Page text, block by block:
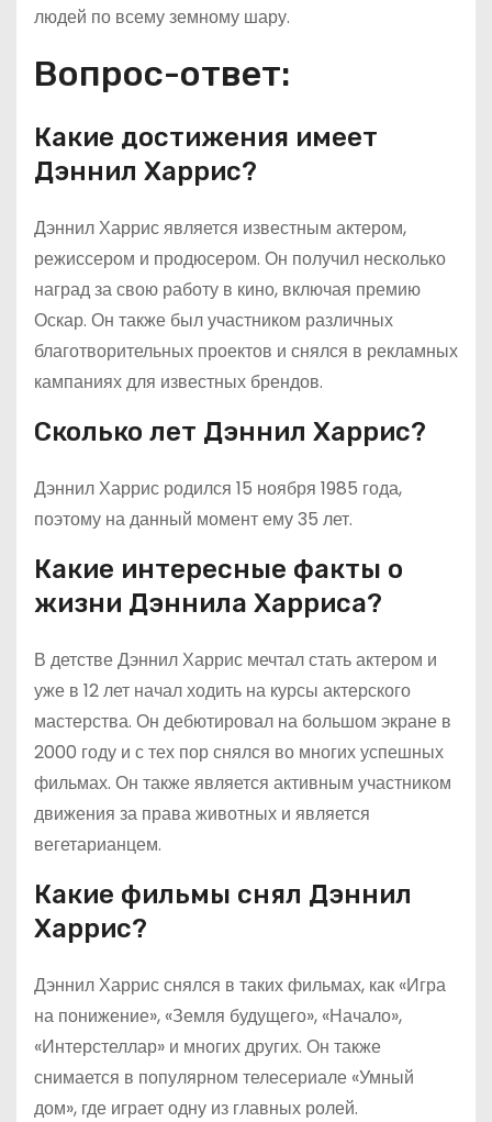
людей по всему земному шару.
Вопрос-ответ:
Какие достижения имеет
Дэннил Харрис?
Дэннил Харрис является известным актером,
режиссером и продюсером. Он получил несколько
наград за свою работу в кино, включая премию
Оскар. Он также был участником различных
благотворительных проектов и снялся в рекламных
кампаниях для известных брендов.
Сколько лет Дэннил Харрис?
Дэннил Харрис родился 15 ноября 1985 года,
поэтому на данный момент ему 35 лет.
Какие интересные факты о
жизни Дэннила Харриса?
В детстве Дэннил Харрис мечтал стать актером и
уже в 12 лет начал ходить на курсы актерского
мастерства. Он дебютировал на большом экране в
2000 году и с тех пор снялся во многих успешных
фильмах. Он также является активным участником
движения за права животных и является
вегетарианцем.
Какие фильмы снял Дэннил
Харрис?
Дэннил Харрис снялся в таких фильмах, как «Игра
на понижение», «Земля будущего», «Начало»,
«Интерстеллар» и многих других. Он также
снимается в популярном телесериале «Умный
дом», где играет одну из главных ролей.